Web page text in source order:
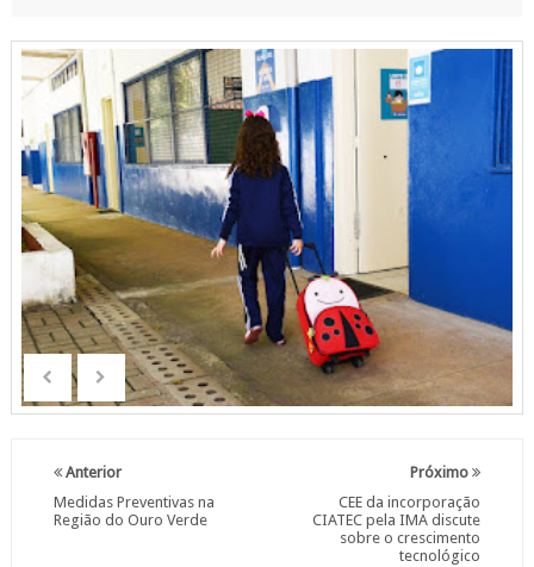
Próximo
CEE da incorporação
CIATEC pela IMA discute
sobre o crescimento
tecnológico
Anterior
Medidas Preventivas na
Região do Ouro Verde